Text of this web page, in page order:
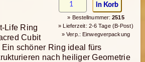
» Bestellnummer:2515
» Lieferzeit: 2-6 Tage (B-Post)
» Verp.: Einwegverpackung
Life Ring
Cubit
schöner Ring ideal fürs
nach heiliger Geometrie